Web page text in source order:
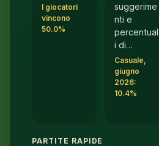
I giocatori
vincono
50.0%
suggerime
nti e
percentual
i di…
Casuale,
giugno
2026:
10.4%
PARTITE RAPIDE